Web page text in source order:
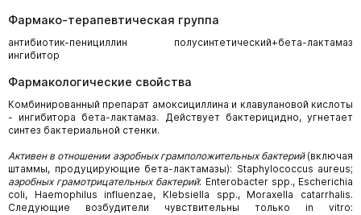
Фармако-терапевтическая группа
антибиотик-пенициллин полусинтетический+бета-лактамаз
ингибитор
Фармакологические свойства
Комбинированный препарат амоксициллина и клавулановой кислоты
- ингибитора бета-лактамаз. Действует бактерицидно, угнетает
синтез бактериальной стенки.
Активен в отношении аэробных грамположительных бактерий(включая
штаммы, продуцирующие бета-лактамазы): Staphylococcus aureus;
аэробных грамотрицательных бактерий: Enterobacter spp., Escherichia
coli, Haemophilus influenzae, Klebsiella spp., Moraxella catarrhalis.
Следующие возбудители чувствительны только in vitro: